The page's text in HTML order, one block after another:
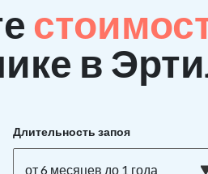
в
Длительность запоя
от 6 месяцев до 1 года